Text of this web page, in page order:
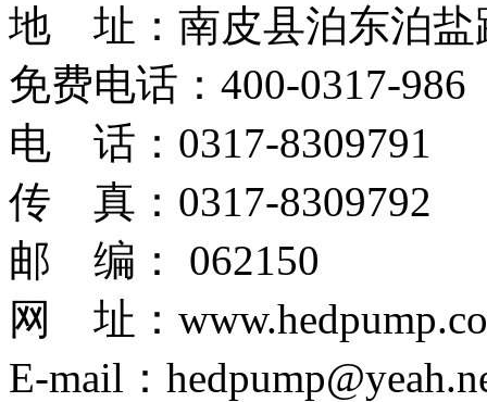
地 址：南皮县泊东泊盐
免费电话：400-0317-986
电 话：0317-8309791
传 真：0317-8309792
邮 编： 062150
网 址：
E-mail：